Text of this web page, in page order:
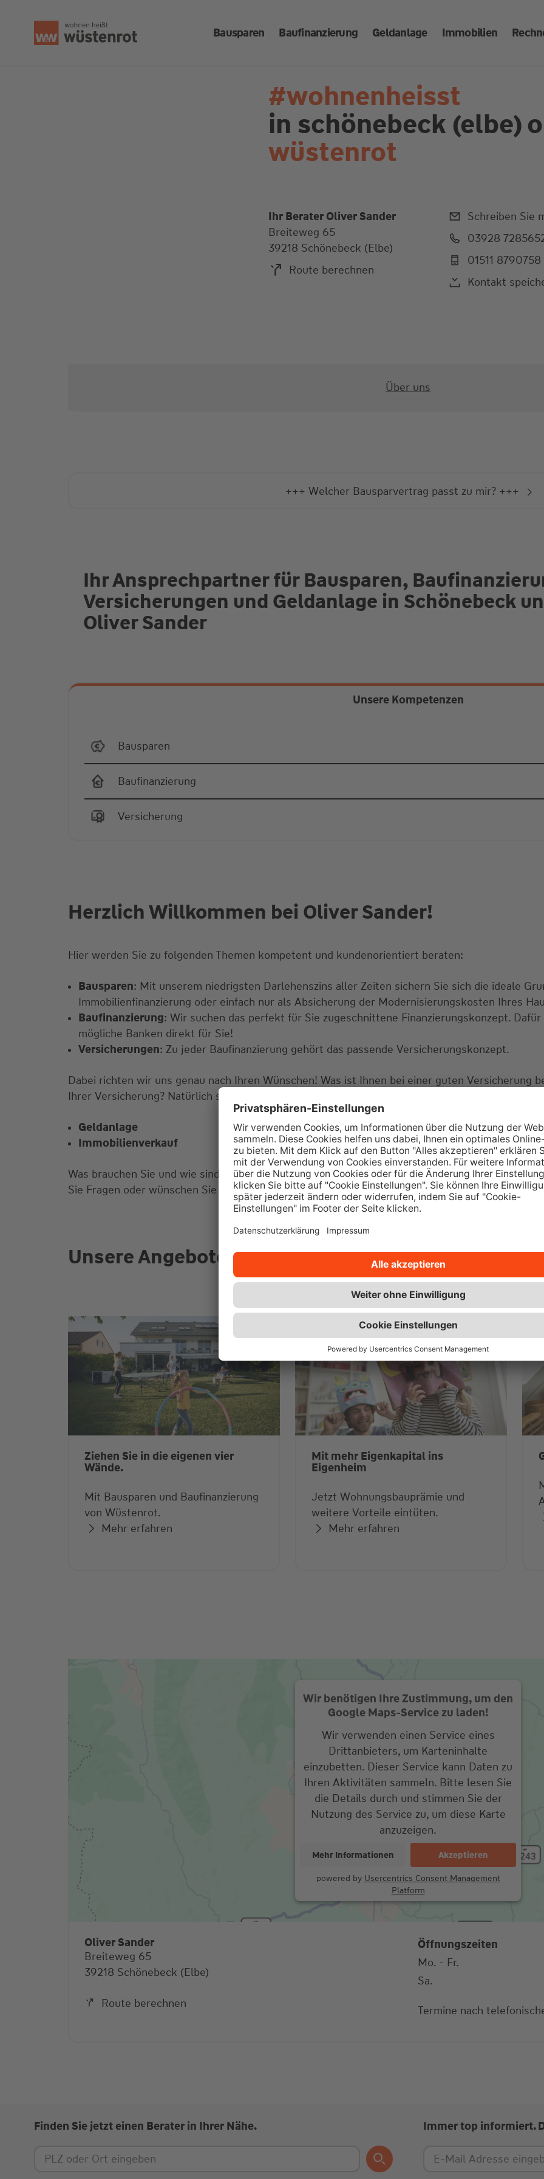
Bausparen Baufinanzierung Geldanlage Immobilien
#wohnenheisst
in schönebeck (elbe)
wüstenrot
Ihr Berater Oliver Sander
Breiteweg 65
39218 Schönebeck (Elbe)
Route berechnen
Schreiben Sie
03928
01511 8790758
Kontakt
Über uns
+++ Welcher Bausparvertrag passt zu mir? +++
Ihr Ansprechpartner für Bausparen,
Versicherungen und Geldanlage in Schönebeck
Oliver Sander
Unsere Kompetenzen
Bausparen
Baufinanzierung
Versicherung
Herzlich Willkommen bei Oliver Sander!
Hier werden Sie zu folgenden Themen kompetent und kundenorientiert beraten:
Bausparen: Mit unserem niedrigsten Darlehenszins aller Zeiten sichern Sie sich die ideale
Immobilienfinanzierung oder einfach nur als Absicherung der Modernisierungskosten Ihres
Baufinanzierung: Wir suchen das perfekt für Sie zugeschnittene Finanzierungskonzept.
mögliche Banken direkt für Sie!
Versicherungen: Zu jeder Baufinanzierung gehört das passende Versicherungskonzept.
Dabei richten wir uns genau nach Ihren Wünschen! Was ist Ihnen bei einer guten Versicherung
Ihrer Versicherung? Natürlich sind wir auch Ihre feste Größe zu allen weiteren Versicherungen.
Geldanlage
Immobilienverkauf
Was brauchen Sie und wie sind Ihre Vorstellungen? Lassen Sie uns doch gemeinsam über die
Sie Fragen oder wünschen Sie einen Beratungstermin? Dann rufen Sie gerne bei uns an oder
Unsere Angebote für Sie
Ziehen Sie in die eigenen vier
Wände.
Mit Bausparen und Baufinanzierung
von Wüstenrot.
Mehr erfahren
Mit mehr Eigenkapital ins
Eigenheim
Jetzt Wohnungsbauprämie und
weitere Vorteile eintüten.
Mehr erfahren
Wir benötigen Ihre Zustimmung, um den
Google Maps-Service zu laden!
Wir verwenden einen Service eines
Drittanbieters, um Karteninhalte
einzubetten. Dieser Service kann Daten zu
Ihren Aktivitäten sammeln. Bitte lesen Sie
die Details durch und stimmen Sie der
Nutzung des Service zu, um diese Karte
anzuzeigen.
Mehr Informationen Akzeptieren
powered by Usercentrics Consent Management
Platform
Oliver Sander
Breiteweg 65
39218 Schönebeck (Elbe)
Route berechnen
Öffnungszeiten
Mo. - Fr.
Sa.
Termine nach
Finden Sie jetzt einen Berater in Ihrer Nähe. Immer top informiert.